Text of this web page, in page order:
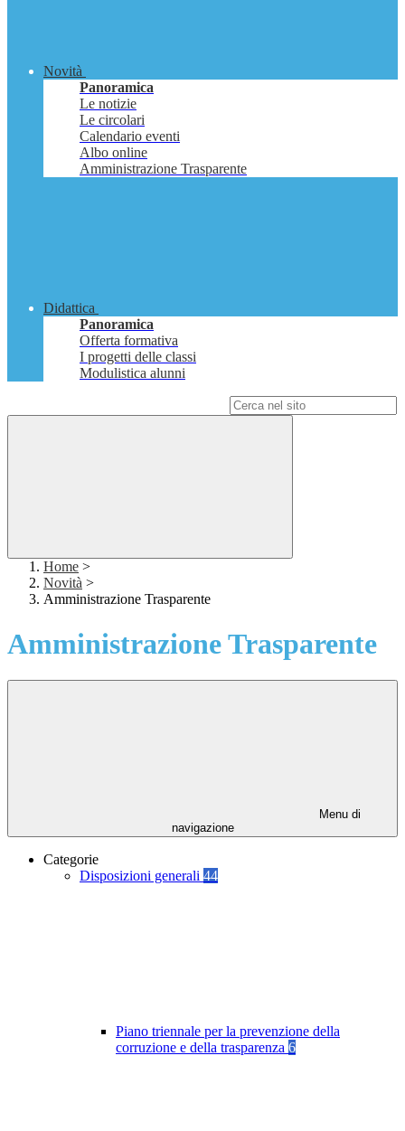
Novità
Panoramica
Le notizie
Le circolari
Calendario eventi
Albo online
Amministrazione Trasparente
Didattica
Panoramica
Offerta formativa
I progetti delle classi
Modulistica alunni
Home >
Novità >
Amministrazione Trasparente
Amministrazione Trasparente
Menu di
navigazione
Categorie
Disposizioni generali 44
Piano triennale per la prevenzione della
corruzione e della trasparenza 6